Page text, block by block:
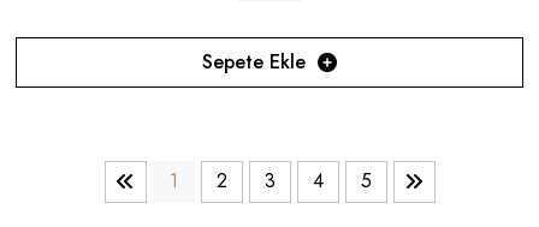
Sepete Ekle
1 2 3 4 5